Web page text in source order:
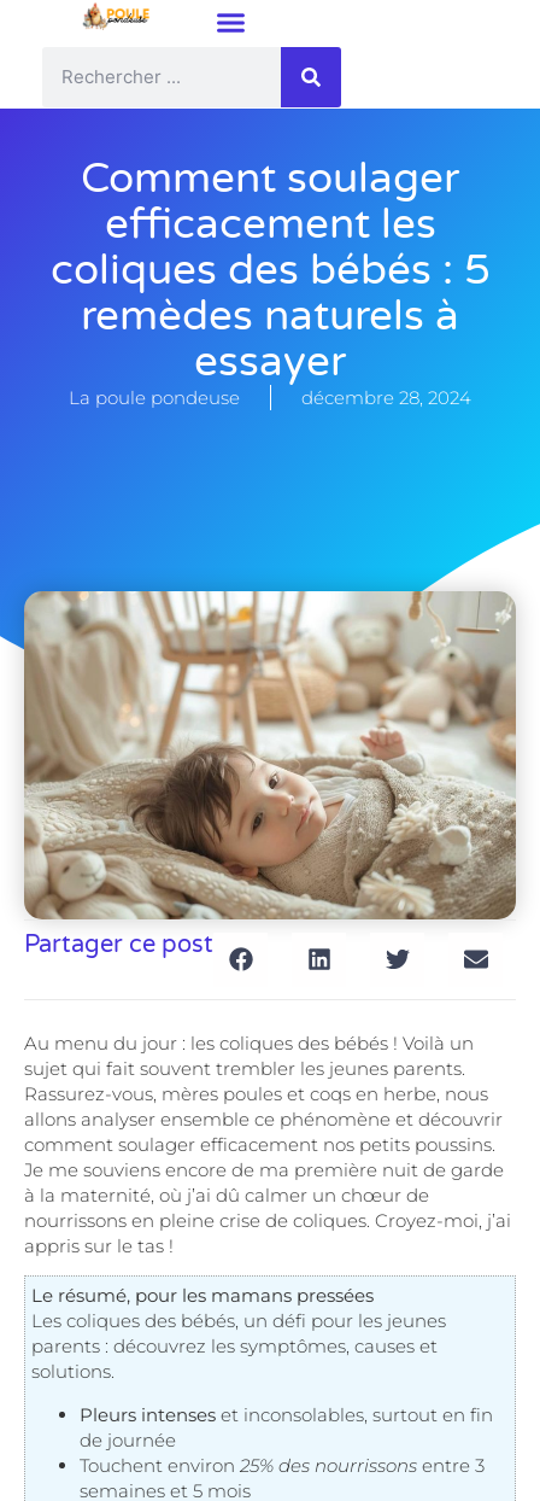
Comment soulager
efficacement les
coliques des bébés : 5
remèdes naturels à
essayer
La poule pondeuse décembre 28, 2024
Partager ce post
Au menu du jour : les coliques des bébés ! Voilà un
sujet qui fait souvent trembler les jeunes parents.
Rassurez-vous, mères poules et coqs en herbe, nous
allons analyser ensemble ce phénomène et découvrir
comment soulager efficacement nos petits poussins.
Je me souviens encore de ma première nuit de garde
à la maternité, où j’ai dû calmer un chœur de
nourrissons en pleine crise de coliques. Croyez-moi, j’ai
appris sur le tas !
Le résumé, pour les mamans pressées
Les coliques des bébés, un défi pour les jeunes
parents : découvrez les symptômes, causes et
solutions.
Pleurs intenses et inconsolables, surtout en fin
de journée
Touchent environ 25% des nourrissons entre 3
semaines et 5 mois